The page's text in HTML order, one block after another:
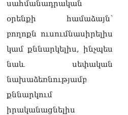
սահմանադրական
օրենքի համաձայն՝
բողոքն ուսումնասիրելիս
կամ քննարկելիս, ինչպես
նաև սեփական
նախաձեռնությամբ
քննարկում
իրականացնելիս